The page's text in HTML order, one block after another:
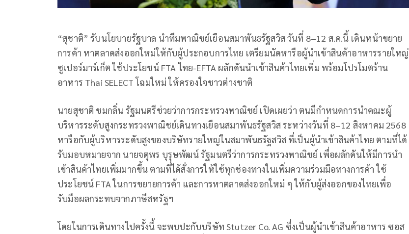
“สุชาติ” รับนโยบายรัฐบาล นำทีมพาณิชย์เยือนสมาพันธรัฐสวิส วันที่ 8–12 ส.ค.นี้ เดินหน้าขยาย
การค้า หาตลาดส่งออกใหม่ให้กับผู้ประกอบการไทย เตรียมนัดหารือผู้นำเข้าสินค้าอาหารรายใหญ่
ซูเปอร์มาร์เก็ต ใช้ประโยชน์ FTA ไทย-EFTA ผลักดันนำเข้าสินค้าไทยเพิ่ม พร้อมโปรโมตร้าน
อาหาร Thai SELECT โฉมใหม่ ให้ครองใจชาวต่างชาติ
นายสุชาติ ชมกลิ่น รัฐมนตรีช่วยว่าการกระทรวงพาณิชย์ เปิดเผยว่า ตนมีกำหนดการนำคณะผู้
บริหารระดับสูงกระทรวงพาณิชย์เดินทางเยือนสมาพันธรัฐสวิส ระหว่างวันที่ 8–12 สิงหาคม 2568
หารือกับผู้บริหารระดับสูงของบริษัทรายใหญ่ในสมาพันธรัฐสวิส ที่เป็นผู้นำเข้าสินค้าไทย ตามที่ได้
รับมอบหมายจาก นายจตุพร บุรุษพัฒน์ รัฐมนตรีว่าการกระทรวงพาณิชย์ เพื่อผลักดันให้มีการนำ
เข้าสินค้าไทยเพิ่มมากขึ้น ตามที่ได้สั่งการให้ใช้ทุกช่องทางในเพิ่มความร่วมมือทางการค้า ใช้
ประโยชน์ FTA ในการขยายการค้า และการหาตลาดส่งออกใหม่ ๆ ให้กับผู้ส่งออกของไทยเพื่อ
รับมือผลกระทบจากภาษีสหรัฐฯ
โดยในการเดินทางไปครั้งนี้ จะพบปะกับบริษัท Stutzer Co. AG ซึ่งเป็นผู้นำเข้าสินค้าอาหาร ซอส